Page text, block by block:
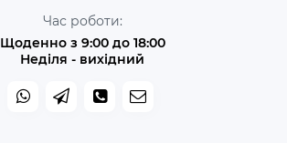
Час роботи:
Щоденно з 9:00 до 18:00
Неділя - вихідний